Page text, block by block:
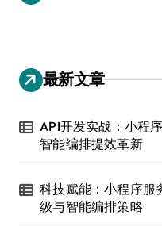
最新文章
API开发实战：小程
智能编排提效革新
科技赋能：小程序服
级与智能编排策略